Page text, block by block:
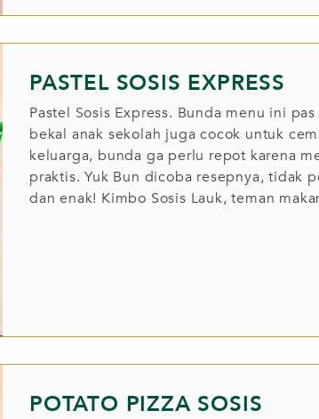
PASTEL SOSIS EXPRESS
Pastel Sosis Express. Bunda menu ini
bekal anak sekolah juga cocok untuk
keluarga, bunda ga perlu repot karena
praktis. Yuk Bun dicoba resepnya, tidak
dan enak! Kimbo Sosis Lauk, teman
POTATO PIZZA SOSIS